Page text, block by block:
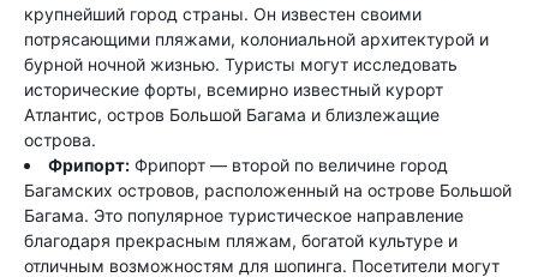
крупнейший город страны. Он известен своими
потрясающими пляжами, колониальной архитектурой и
бурной ночной жизнью. Туристы могут исследовать
исторические форты, всемирно известный курорт
Атлантис, остров Большой Багама и близлежащие
острова.
Фрипорт: Фрипорт — второй по величине город
Багамских островов, расположенный на острове Большой
Багама. Это популярное туристическое направление
благодаря прекрасным пляжам, богатой культуре и
отличным возможностям для шопинга. Посетители могут